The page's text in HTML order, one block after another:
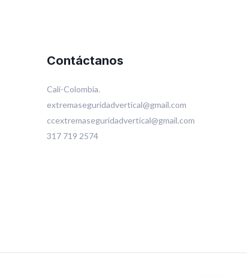
Contáctanos
Cali-Colombia.
extremaseguridadvertical@gmail.com
ccextremaseguridadvertical@gmail.com
317 719 2574